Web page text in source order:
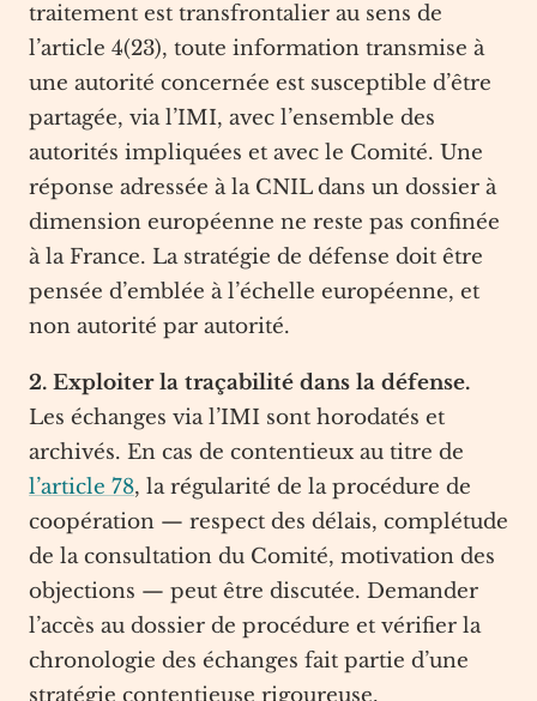
traitement est transfrontalier au sens de
l’article 4(23), toute information transmise à
une autorité concernée est susceptible d’être
partagée, via l’IMI, avec l’ensemble des
autorités impliquées et avec le Comité. Une
réponse adressée à la CNIL dans un dossier à
dimension européenne ne reste pas confinée
à la France. La stratégie de défense doit être
pensée d’emblée à l’échelle européenne, et
non autorité par autorité.
2. Exploiter la traçabilité dans la défense.
Les échanges via l’IMI sont horodatés et
archivés. En cas de contentieux au titre de
l’article 78, la régularité de la procédure de
coopération — respect des délais, complétude
de la consultation du Comité, motivation des
objections — peut être discutée. Demander
l’accès au dossier de procédure et vérifier la
chronologie des échanges fait partie d’une
stratégie contentieuse rigoureuse.